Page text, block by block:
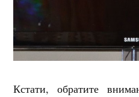
Кстати, обратите